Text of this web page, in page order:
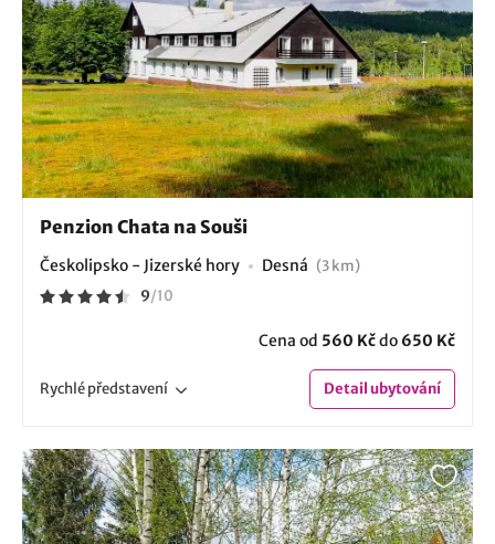
Penzion Chata na Souši
Českolipsko - Jizerské hory Desná (3 km)
9/10
Cena od 560 Kčdo 650 Kč
Rychlépředstavení Detailubytování